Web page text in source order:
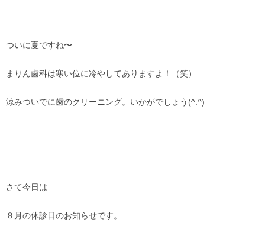
ついに夏ですね〜
まりん歯科は寒い位に冷やしてありますよ！（笑）
涼みついでに歯のクリーニング。いかがでしょう(^.^)
さて今日は
８月の休診日のお知らせです。